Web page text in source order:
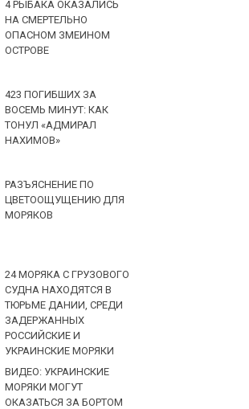
4 РЫБАКА ОКАЗАЛИСЬ
НА СМЕРТЕЛЬНО
ОПАСНОМ ЗМЕИНОМ
ОСТРОВЕ
423 ПОГИБШИХ ЗА
ВОСЕМЬ МИНУТ: КАК
ТОНУЛ «АДМИРАЛ
НАХИМОВ»
РАЗЪЯСНЕНИЕ ПО
ЦВЕТООЩУЩЕНИЮ ДЛЯ
МОРЯКОВ
24 МОРЯКА С ГРУЗОВОГО
СУДНА НАХОДЯТСЯ В
ТЮРЬМЕ ДАНИИ, СРЕДИ
ЗАДЕРЖАННЫХ
РОССИЙСКИЕ И
УКРАИНСКИЕ МОРЯКИ
ВИДЕО: УКРАИНСКИЕ
МОРЯКИ МОГУТ
ОКАЗАТЬСЯ ЗА БОРТОМ